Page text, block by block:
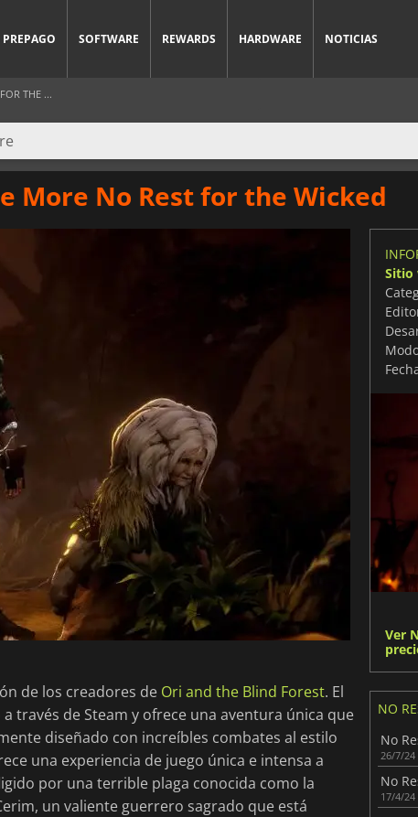
PREPAGO SOFTWARE REWARDS HARDWARE NOTICIAS
THE ...
More No Rest for the Wicked
de los creadores de Ori and the Blind Forest. El
a través de Steam y ofrece una aventura única que
diseñado con increíbles combates al estilo
una experiencia de juego única e intensa a
por una terrible plaga conocida como la
un valiente guerrero sagrado que está
Sitio
Ver
NO
26/7/24
17/4/24